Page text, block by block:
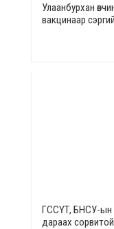
Улаанбурхан
вакцинаар
ГССҮТ, БНСУ-ын
дараах